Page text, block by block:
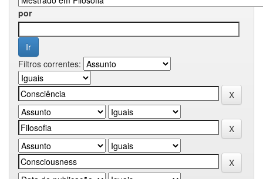
por
Filtros correntes: